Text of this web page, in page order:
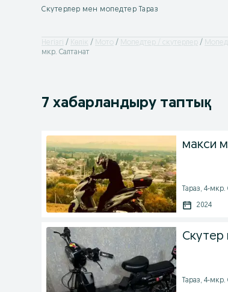
Скутерлер мен мопедтер Тараз
Негізгі Көлік Мото Мопедтер / скутерлер
мкр. Салтанат
7 хабарландыру таптық
макси
Тараз, 4-
2024
Скутер
Тараз, 4-